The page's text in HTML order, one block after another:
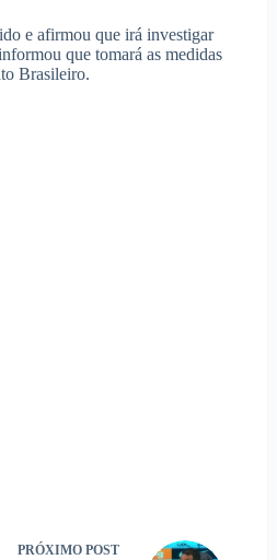
e afirmou que irá investigar
que tomará as medidas
Brasileiro.
PRÓXIMO POST